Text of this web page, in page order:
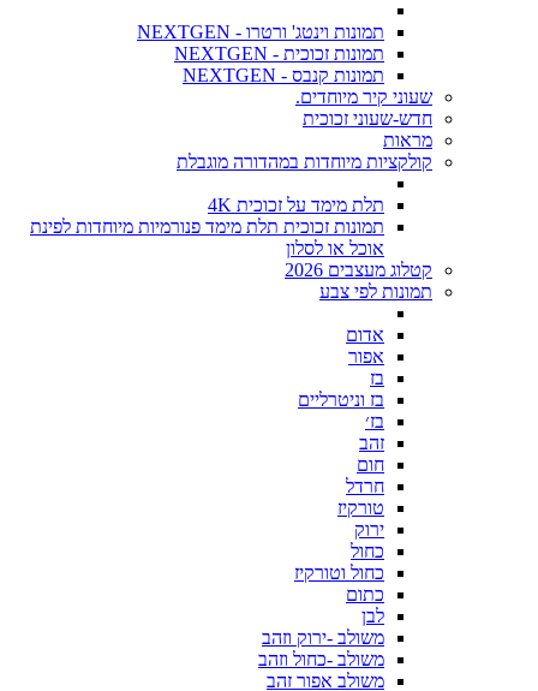
תמונות וינטג' ורטרו - NEXTGEN
תמונות זכוכית - NEXTGEN
תמונות קנבס - NEXTGEN
שעוני קיר מיוחדים.
חדש-שעוני זכוכית
מראות
קולקציות מיוחדות במהדורה מוגבלת
תלת מימד על זכוכית 4K
תמונות זכוכית תלת מימד פנורמיות מיוחדות לפינת
אוכל או לסלון
קטלוג מעצבים 2026
תמונות לפי צבע
אדום
אפור
בז
בז וניטרליים
בז׳
זהב
חום
חרדל
טורקיז
ירוק
כחול
כחול וטורקיז
כתום
לבן
משולב -ירוק וזהב
משולב -כחול וזהב
משולב אפור זהב